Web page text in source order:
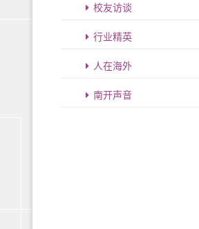
校友访谈
行业精英
人在海外
南开声音